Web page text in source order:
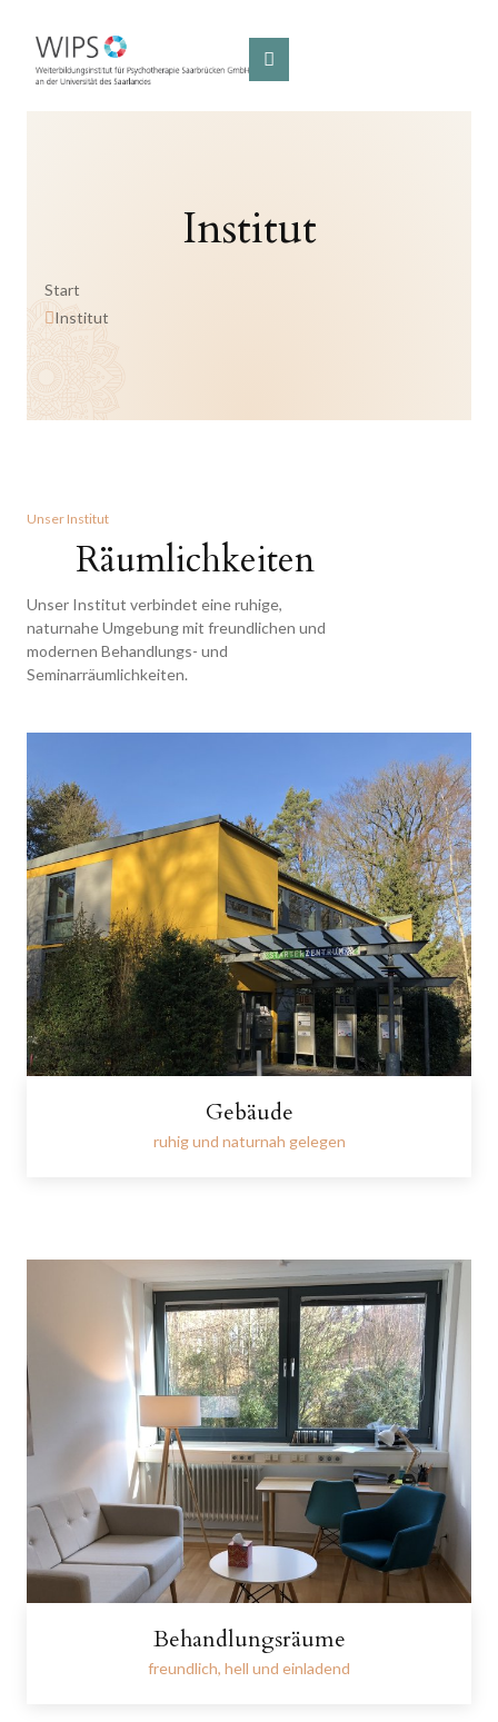
Institut
Start
Institut
Unser Institut
Räumlichkeiten
Unser Institut verbindet eine ruhige,
naturnahe Umgebung mit freundlichen und
modernen Behandlungs- und
Seminarräumlichkeiten.
Gebäude
ruhig und naturnah gelegen
Behandlungsräume
freundlich, hell und einladend